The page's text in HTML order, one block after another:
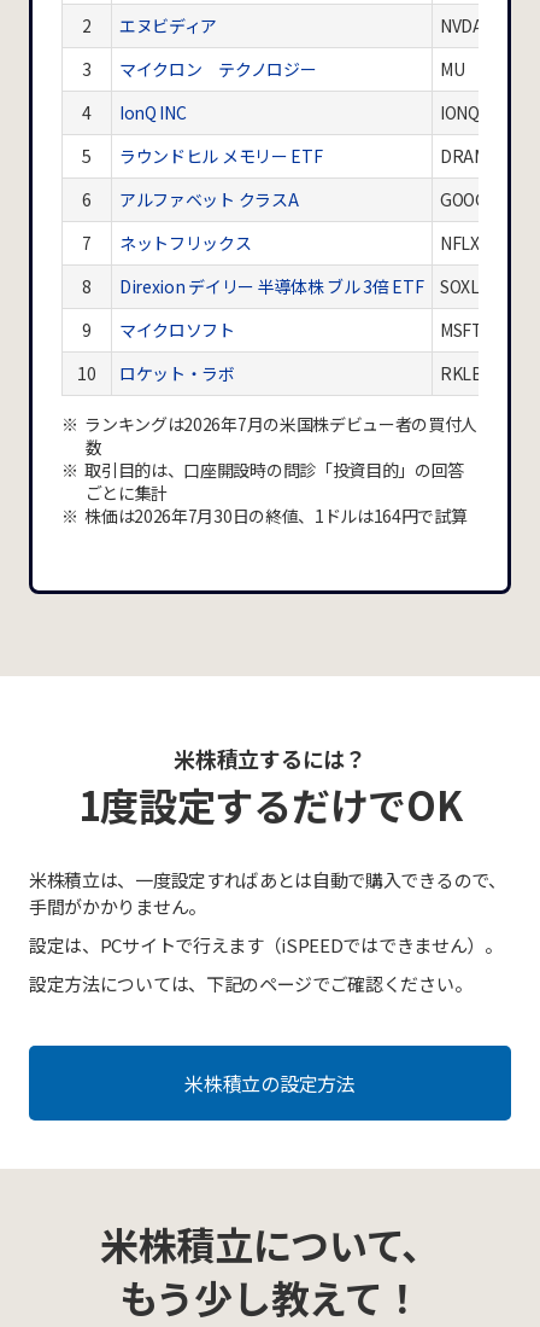
2 エヌビディア NVDA
3
マイクロン テクノロジー MU
4
IonQ INC IONQ
5
ラウンドヒル メモリー ETF DRAM
6
アルファベット クラスA GOOGL
7
ネットフリックス NFLX
8
Direxion デイリー 半導体株 ブル 3倍 ETF SOXL
9
マイクロソフト MSFT
10
ロケット・ラボ RKLB
ランキングは2026年7月の米国株デビュー者の買付人
数
取引目的は、口座開設時の問診「投資目的」の回答
ごとに集計
株価は2026年7月30日の終値、1ドルは164円で試算
米株積立するには？
1度設定するだけでOK
米株積立は、一度設定すればあとは自動で購入できるので、
手間がかかりません。
設定は、PCサイトで行えます（iSPEEDではできません）。
設定方法については、下記のページでご確認ください。
米株積立の設定方法
米株積立について、
もう少し教えて！